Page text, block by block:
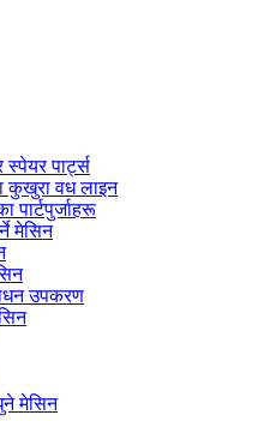
पार्ट्स
कुखुरा वध लाइन
पार्टपुर्जाहरू
मेसिन
उपकरण
मेसिन